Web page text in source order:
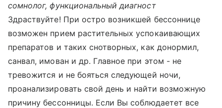
сомнолог, функциональный диагност
Здраствуйте! При остро возникшей бессоннице
возможен прием растительных успокаивающих
препаратов и таких снотворных, как донормил,
санвал, имован и др. Главное при этом - не
тревожится и не бояться следующей ночи,
проанализировать свой день и найти возможную
причину бессонницы. Если Вы соблюдаетет все